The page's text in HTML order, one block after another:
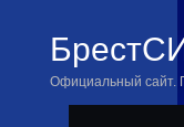
Официальный сайт.